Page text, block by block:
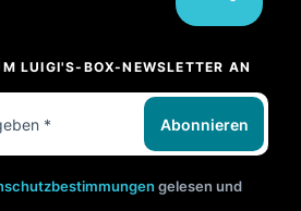
LUIGI'S-BOX-NEWSLETTER AN
Abonnieren
gelesen und